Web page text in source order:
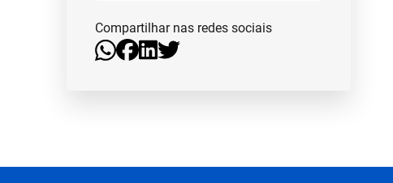
Compartilhar nas redes sociais